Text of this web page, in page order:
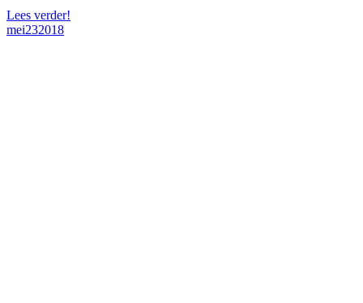
Lees verder!
mei232018